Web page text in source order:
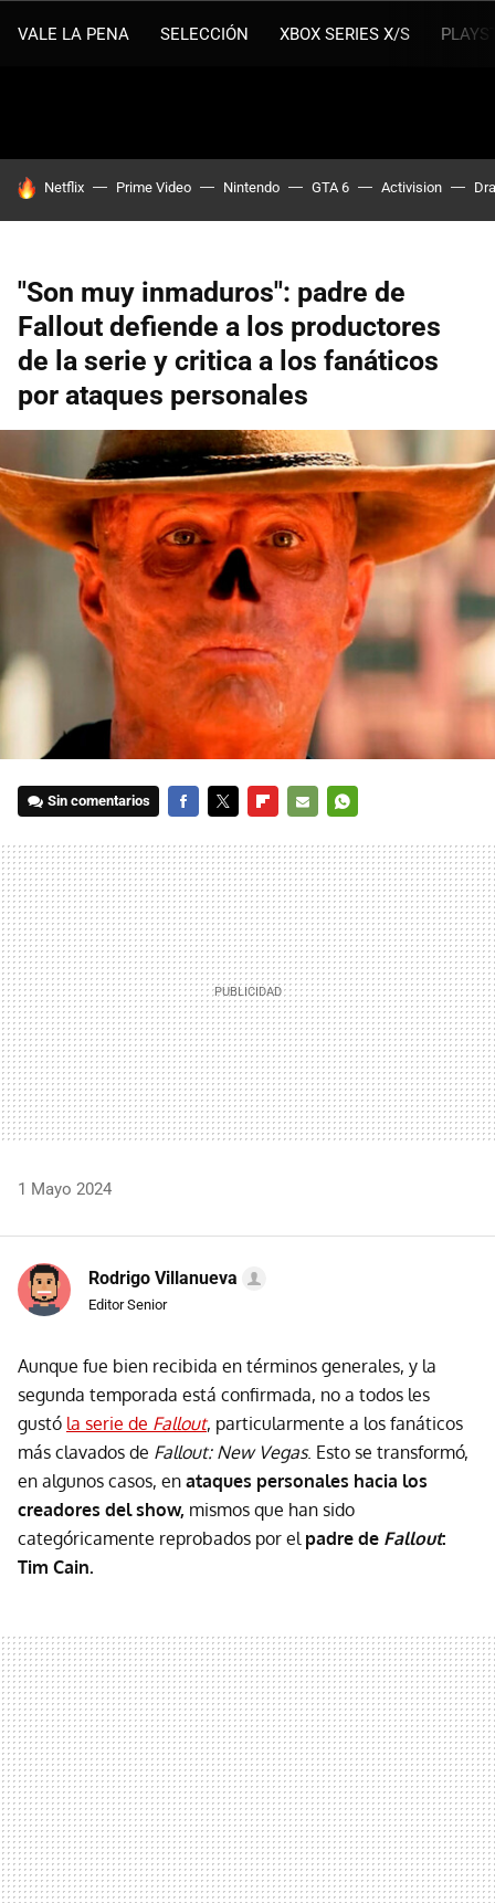
VALE LA PENA SELECCIÓN XBOX SERIES X/S
HOY SE HABLA DE
Netflix Prime Video Nintendo GTA 6 Activision
"Son muy inmaduros": padre de
Fallout defiende a los productores
de la serie y critica a los fanáticos
por ataques personales
Sin comentarios
MAIL
1 Mayo 2024
Rodrigo Villanueva
Editor Senior
Aunque fue bien recibida en términos generales, y la
segunda temporada está confirmada, no a todos les
gustó la serie de Fallout, particularmente a los fanáticos
más clavados de Fallout: New Vegas. Esto se transformó,
en algunos casos, en ataques personales hacia los
creadores del show, mismos que han sido
categóricamente reprobados por el padre de Fallout:
Tim Cain.